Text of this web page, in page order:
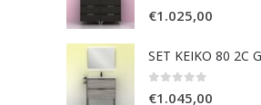
€1.025,00
SET KEIKO 80 2C
€1.045,00